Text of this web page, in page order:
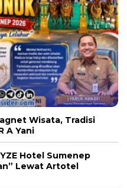
Wisata, Tradisi
A Yani
Hotel Sumenep
Lewat Artotel